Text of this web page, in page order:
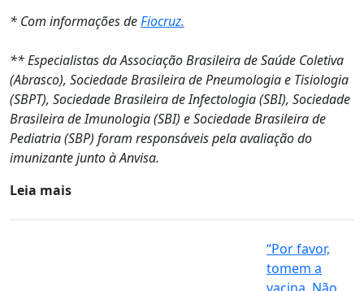
* Com informações deFiocruz.
** Especialistas da Associação Brasileira de Saúde Coletiva
(Abrasco), Sociedade Brasileira de Pneumologia e Tisiologia
(SBPT), Sociedade Brasileira de Infectologia (SBI), Sociedade
Brasileira de Imunologia (SBI) e Sociedade Brasileira de
Pediatria (SBP) foram responsáveis pela avaliação do
imunizante junto à Anvisa.
Leia mais
“Por favor,
tomem a